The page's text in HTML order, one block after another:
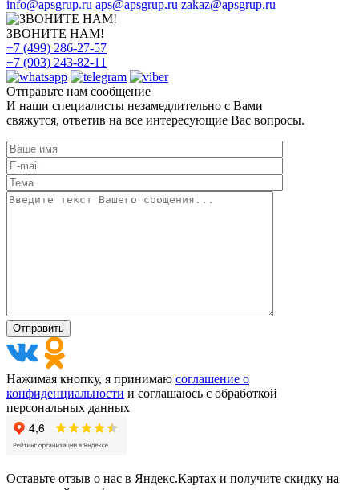
info@apsgrup.ru aps@apsgrup.ru zakaz@apsgrup.ru
ЗВОНИТЕ НАМ!
+7 (499) 286-27-57
+7 (903) 243-82-11
Отправьте нам сообщение
И наши специалисты незамедлительно с Вами
свяжутся, ответив на все интересующие Вас вопросы.
Нажимая кнопку, я принимаю соглашение о
конфиденциальности и соглашаюсь с обработкой
персональных данных
Оставьте отзыв о нас в Яндекс.Картах и получите скидку на